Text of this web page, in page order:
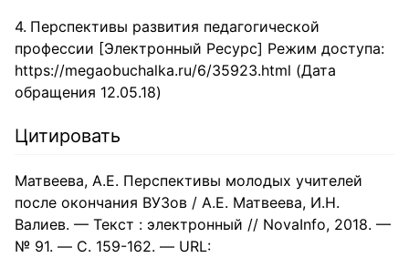
Перспективы развития педагогической
профессии [Электронный Ресурс] Режим доступа:
https://megaobuchalka.ru/6/35923.html (Дата
обращения 12.05.18)
Цитировать
Матвеева, А.Е. Перспективы молодых учителей
после окончания ВУЗов / А.Е. Матвеева, И.Н.
Валиев. — Текст : электронный // NovaInfo, 2018. —
№ 91. — С. 159-162. — URL: